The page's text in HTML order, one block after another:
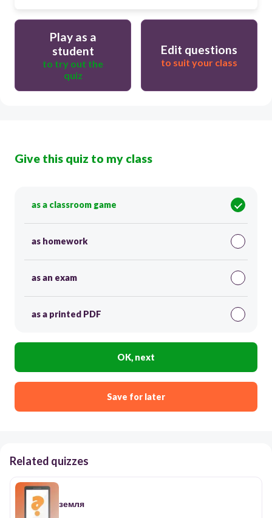
Play as a
student
to try out the
quiz
Edit questions
to suit your class
Give this quiz to my class
as a classroom game
as homework
as an exam
as a printed PDF
OK, next
Save for later
Related quizzes
земля